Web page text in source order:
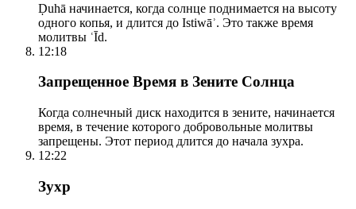
Ḍuhā начинается, когда солнце поднимается на высоту
одного копья, и длится до Istiwāʾ. Это также время
молитвы ʿĪd.
12:18
Запрещенное Время в Зените Солнца
Когда солнечный диск находится в зените, начинается
время, в течение которого добровольные молитвы
запрещены. Этот период длится до начала зухра.
12:22
Зухр